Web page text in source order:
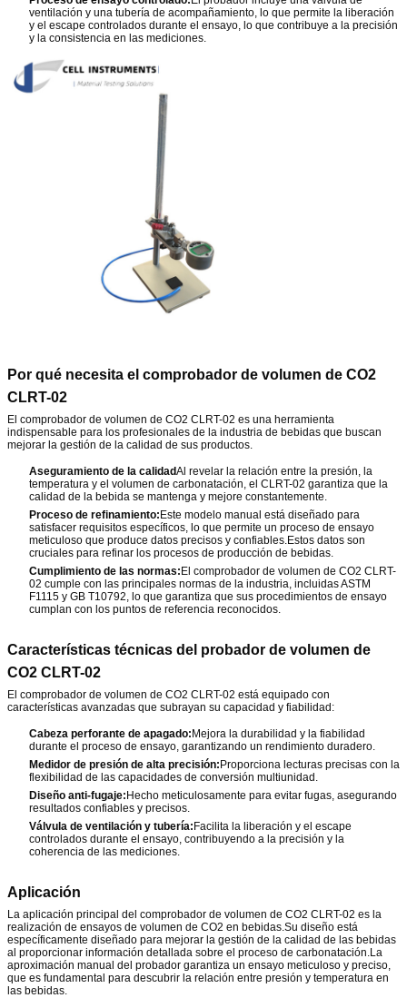
ventilación y una tubería de acompañamiento, lo que permite la liberación
y el escape controlados durante el ensayo, lo que contribuye a la precisión
y la consistencia en las mediciones.
Por qué necesita el comprobador de volumen de CO2
CLRT-02
El comprobador de volumen de CO2 CLRT-02 es una herramienta
indispensable para los profesionales de la industria de bebidas que buscan
mejorar la gestión de la calidad de sus productos.
Aseguramiento de la calidadAl revelar la relación entre la presión, la
temperatura y el volumen de carbonatación, el CLRT-02 garantiza que la
calidad de la bebida se mantenga y mejore constantemente.
Proceso de refinamiento:Este modelo manual está diseñado para
satisfacer requisitos específicos, lo que permite un proceso de ensayo
meticuloso que produce datos precisos y confiables.Estos datos son
cruciales para refinar los procesos de producción de bebidas.
Cumplimiento de las normas:El comprobador de volumen de CO2 CLRT-
02 cumple con las principales normas de la industria, incluidas ASTM
F1115 y GB T10792, lo que garantiza que sus procedimientos de ensayo
cumplan con los puntos de referencia reconocidos.
Características técnicas del probador de volumen de
CO2 CLRT-02
El comprobador de volumen de CO2 CLRT-02 está equipado con
características avanzadas que subrayan su capacidad y fiabilidad:
Cabeza perforante de apagado:Mejora la durabilidad y la fiabilidad
durante el proceso de ensayo, garantizando un rendimiento duradero.
Medidor de presión de alta precisión:Proporciona lecturas precisas con la
flexibilidad de las capacidades de conversión multiunidad.
Diseño anti-fugaje:Hecho meticulosamente para evitar fugas, asegurando
resultados confiables y precisos.
Válvula de ventilación y tubería:Facilita la liberación y el escape
controlados durante el ensayo, contribuyendo a la precisión y la
coherencia de las mediciones.
Aplicación
La aplicación principal del comprobador de volumen de CO2 CLRT-02 es la
realización de ensayos de volumen de CO2 en bebidas.Su diseño está
específicamente diseñado para mejorar la gestión de la calidad de las bebidas
al proporcionar información detallada sobre el proceso de carbonatación.La
aproximación manual del probador garantiza un ensayo meticuloso y preciso,
que es fundamental para descubrir la relación entre presión y temperatura en
las bebidas.